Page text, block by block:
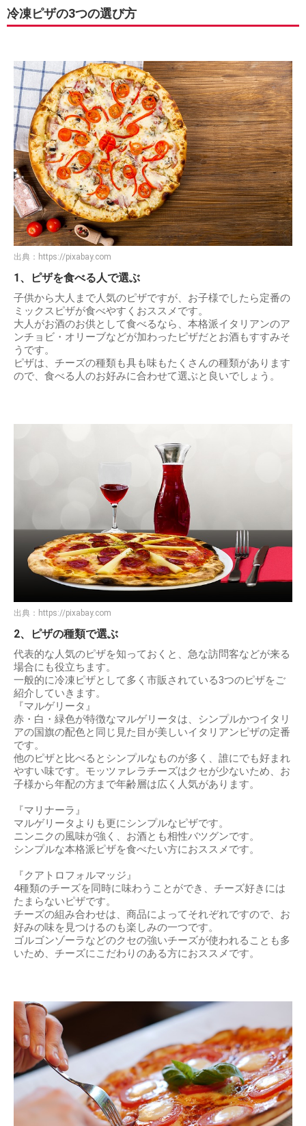
冷凍ピザの3つの選び方
出典： https://pixabay.com
1、ピザを食べる人で選ぶ
子供から大人まで人気のピザですが、お子様でしたら定番の
ミックスピザが食べやすくおススメです。
大人がお酒のお供として食べるなら、本格派イタリアンのア
ンチョビ・オリーブなどが加わったピザだとお酒もすすみそ
うです。
ピザは、チーズの種類も具も味もたくさんの種類があります
ので、食べる人のお好みに合わせて選ぶと良いでしょう。
出典： https://pixabay.com
2、ピザの種類で選ぶ
代表的な人気のピザを知っておくと、急な訪問客などが来る
場合にも役立ちます。
一般的に冷凍ピザとして多く市販されている3つのピザをご
紹介していきます。
『マルゲリータ』
赤・白・緑色が特徴なマルゲリータは、シンプルかつイタリ
アの国旗の配色と同じ見た目が美しいイタリアンピザの定番
です。
他のピザと比べるとシンプルなものが多く、誰にでも好まれ
やすい味です。モッツァレラチーズはクセが少ないため、お
子様から年配の方まで年齢層は広く人気があります。
『マリナーラ』
マルゲリータよりも更にシンプルなピザです。
ニンニクの風味が強く、お酒とも相性バツグンです。
シンプルな本格派ピザを食べたい方におススメです。
『クアトロフォルマッジ』
4種類のチーズを同時に味わうことができ、チーズ好きには
たまらないピザです。
チーズの組み合わせは、商品によってそれぞれですので、お
好みの味を見つけるのも楽しみの一つです。
ゴルゴンゾーラなどのクセの強いチーズが使われることも多
いため、チーズにこだわりのある方におススメです。